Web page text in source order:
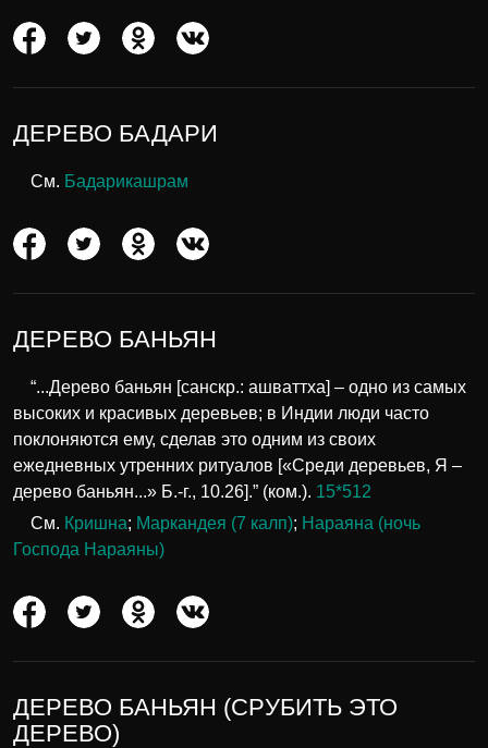
ДЕРЕВО БАДАРИ
См. Бадарикашрам
ДЕРЕВО БАНЬЯН
“...Дерево баньян [санскр.: ашваттха] – одно из самых
высоких и красивых деревьев; в Индии люди часто
поклоняются ему, сделав это одним из своих
ежедневных утренних ритуалов [«Среди деревьев, Я –
дерево баньян...» Б.-г., 10.26].” (ком.). 15*512
См. Кришна; Маркандея (7 калп); Нараяна (ночь
Господа Нараяны)
ДЕРЕВО БАНЬЯН (СРУБИТЬ ЭТО
ДЕРЕВО)